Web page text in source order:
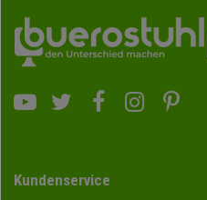
Kundenservice